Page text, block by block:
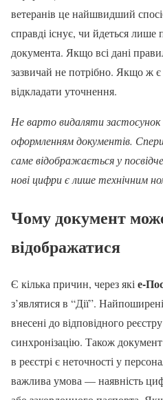
ветеранів це найшвидший
справді існує, чи йдеться
документа. Якщо всі дані
зазвичай не потрібно. Якщо ж є
відкладати уточнення.
Не варто видаляти
оформленням документів.
саме відображається у
нові цифри є лише технічним
Чому документ
відображатися
Є кілька причин, через якіе-
з’являтися в “Дії”.
внесені до відповідного
синхронізацію. Також
в реєстрі є неточності у
важлива умова — наявність